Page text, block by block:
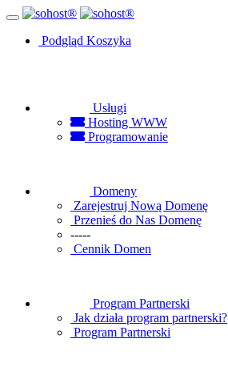
Podgląd Koszyka
Usługi
Hosting WWW
Programowanie
Domeny
Zarejestruj Nową Domenę
Przenieś do Nas Domenę
-----
Cennik Domen
Program Partnerski
Jak działa program partnerski?
Program Partnerski